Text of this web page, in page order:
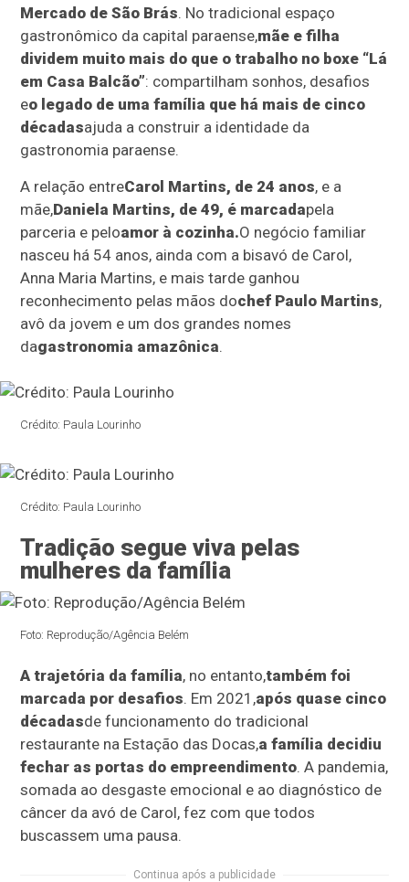
Mercado de São Brás. No tradicional espaço
gastronômico da capital paraense,mãe e filha
dividem muito mais do que o trabalho no boxe “Lá
em Casa Balcão”: compartilham sonhos, desafios
eo legado de uma família que há mais de cinco
décadasajuda a construir a identidade da
gastronomia paraense.
A relação entreCarol Martins, de 24 anos, e a
mãe,Daniela Martins, de 49, é marcadapela
parceria e peloamor à cozinha.O negócio familiar
nasceu há 54 anos, ainda com a bisavó de Carol,
Anna Maria Martins, e mais tarde ganhou
reconhecimento pelas mãos dochef Paulo Martins,
avô da jovem e um dos grandes nomes
dagastronomia amazônica.
Crédito: Paula Lourinho
Crédito: Paula Lourinho
Tradição segue viva pelas
mulheres da família
Foto: Reprodução/Agência Belém
A trajetória da família, no entanto,também foi
marcada por desafios. Em 2021,após quase cinco
décadasde funcionamento do tradicional
restaurante na Estação das Docas,a família decidiu
fechar as portas do empreendimento. A pandemia,
somada ao desgaste emocional e ao diagnóstico de
câncer da avó de Carol, fez com que todos
buscassem uma pausa.
Continua após a publicidade